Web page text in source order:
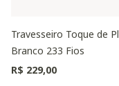
Travesseiro Toque de
Branco 233 Fios
R$ 229,00